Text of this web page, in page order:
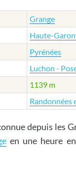
Grange
Haute-
Pyrénées
Luchon -
1139 m
Randonnées
depuis les
en une heure